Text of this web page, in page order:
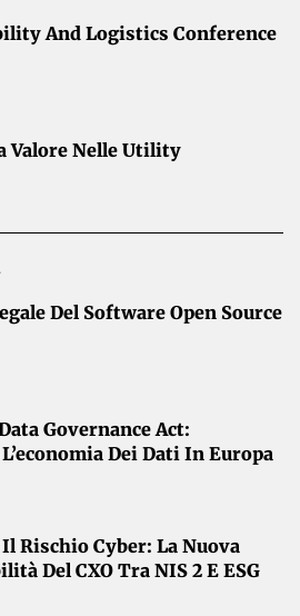
And Logistics Conference
Valore Nelle Utility
Del Software Open Source
Governance Act:
Dei Dati In Europa
Rischio Cyber: La Nuova
Del CXO Tra NIS 2 E ESG